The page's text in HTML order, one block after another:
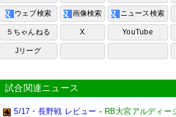
ウェブ検索 画像検索 ニュース検索
５ちゃんねる X YouTube
Jリーグ
試合関連ニュース
5/17・長野戦 レビュー - RB大宮アルディー